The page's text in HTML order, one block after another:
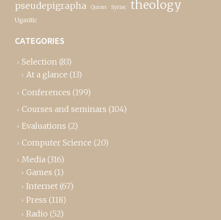
pseudepigrapha Quran Syriac theology
Ugaritic
CATEGORIES
Selection (83)
At a glance (13)
Conferences (199)
Courses and seminars (104)
Evaluations (2)
Computer Science (20)
Media (316)
Games (1)
Internet (67)
Press (118)
Radio (52)